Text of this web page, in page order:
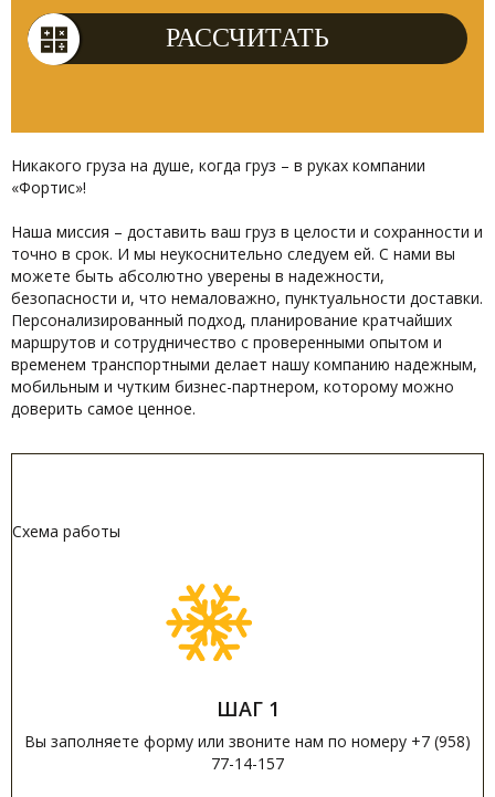
Никакого груза на душе, когда груз – в руках компании
«Фортис»!
Наша миссия – доставить ваш груз в целости и сохранности и
точно в срок. И мы неукоснительно следуем ей. С нами вы
можете быть абсолютно уверены в надежности,
безопасности и, что немаловажно, пунктуальности доставки.
Персонализированный подход, планирование кратчайших
маршрутов и сотрудничество с проверенными опытом и
временем транспортными делает нашу компанию надежным,
мобильным и чутким бизнес-партнером, которому можно
доверить самое ценное.
Схема работы
ШАГ 1
Вы заполняете форму или звоните нам по номеру +7 (958)
77-14-157